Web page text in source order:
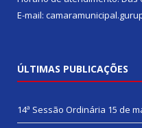
E-mail:
ÚLTIMAS PUBLICAÇÕES
14ª Sessão Ordinária 15 de